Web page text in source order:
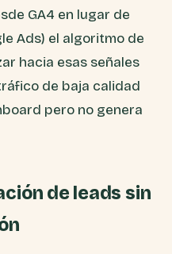
GA4 en lugar de
Ads) el algoritmo de
hacia esas señales
de baja calidad
pero no genera
de leads sin